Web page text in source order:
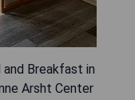
and Breakfast in
Arsht Center